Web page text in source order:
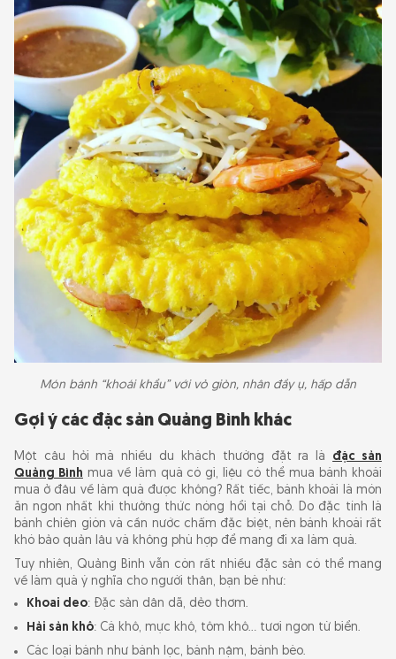
Món bánh “khoái khẩu” với vỏ giòn, nhân đầy ụ, hấp dẫn
Gợi ý các đặc sản Quảng Bình khác
Một câu hỏi mà nhiều du khách thường đặt ra là đặc sản
Quảng Bình mua về làm quà có gì, liệu có thể mua bánh khoái
mua ở đâu về làm quà được không? Rất tiếc, bánh khoái là món
ăn ngon nhất khi thưởng thức nóng hổi tại chỗ. Do đặc tính là
bánh chiên giòn và cần nước chấm đặc biệt, nên bánh khoái rất
khó bảo quản lâu và không phù hợp để mang đi xa làm quà.
Tuy nhiên, Quảng Bình vẫn còn rất nhiều đặc sản có thể mang
về làm quà ý nghĩa cho người thân, bạn bè như:
Khoai deo: Đặc sản dân dã, dẻo thơm.
Hải sản khô: Cá khô, mực khô, tôm khô... tươi ngon từ biển.
Các loại bánh như bánh lọc, bánh nậm, bánh bèo.